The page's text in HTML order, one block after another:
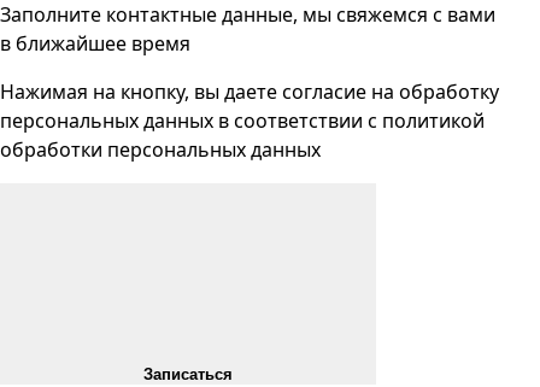
Заполните контактные данные, мы свяжемся с вами
в ближайшее время
Нажимая на кнопку, вы даете согласие на обработку
персональных данных в соответствии с политикой
обработки персональных данных
Записаться